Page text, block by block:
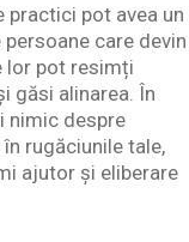
practici pot avea un
care devin
lor pot resimți
găsi alinarea. În
nimic despre
rugăciunile tale,
ajutor și eliberare